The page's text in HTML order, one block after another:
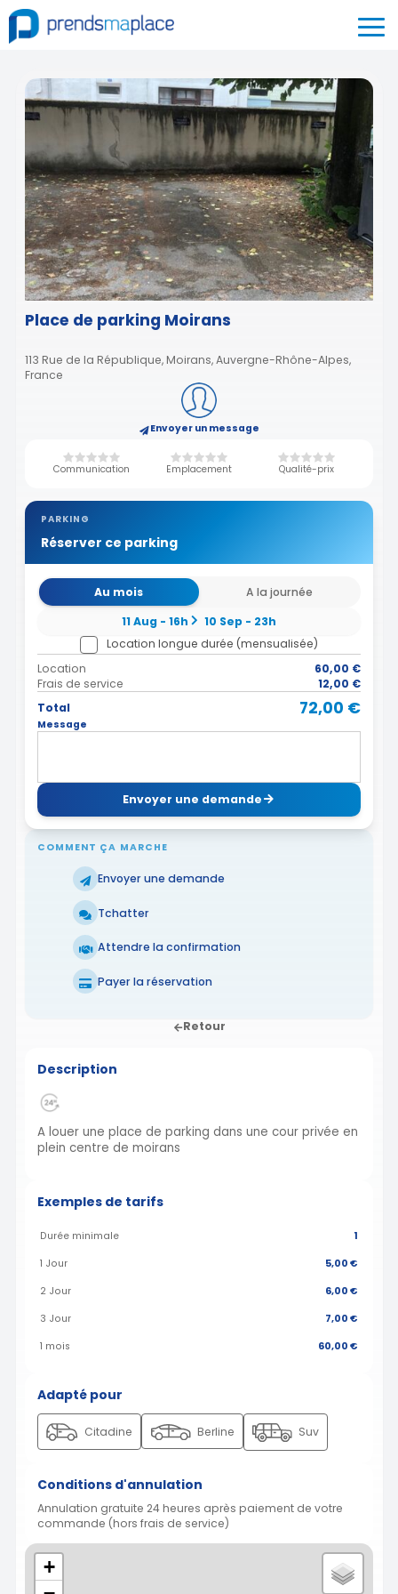
Place de parking Moirans
113 Rue de la République, Moirans, Auvergne-Rhône-Alpes,
France
Envoyer un message
Communication Emplacement Qualité-prix
PARKING
Réserver ce parking
Au mois
A la journée
11 Aug - 16h
10 Sep - 23h
Location longue durée (mensualisée)
Location
60,00 €
Frais de service
12,00 €
Total
72,00 €
Message
Envoyer une demande
COMMENT ÇA MARCHE
Envoyer une demande
Tchatter
Attendre la confirmation
Payer la réservation
Retour
Description
A louer une place de parking dans une cour privée en
plein centre de moirans
Exemples de tarifs
Durée minimale 1
1 Jour 5,00 €
2 Jour 6,00 €
3 Jour 7,00 €
1 mois 60,00 €
Adapté pour
Citadine Berline Suv
Conditions d'annulation
Annulation gratuite 24 heures après paiement de votre
commande (hors frais de service)
+